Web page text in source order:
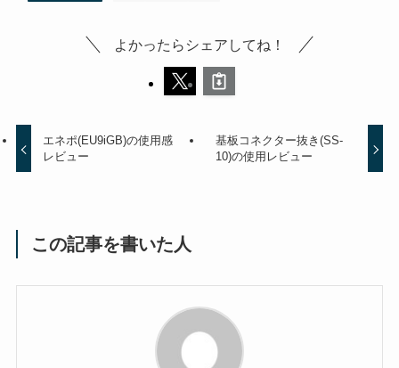
よかったらシェアしてね！
エネポ(EU9iGB)の使用感
レビュー
基板コネクター抜き(SS-
10)の使用レビュー
この記事を書いた人